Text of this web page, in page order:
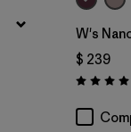
W's
$ 239